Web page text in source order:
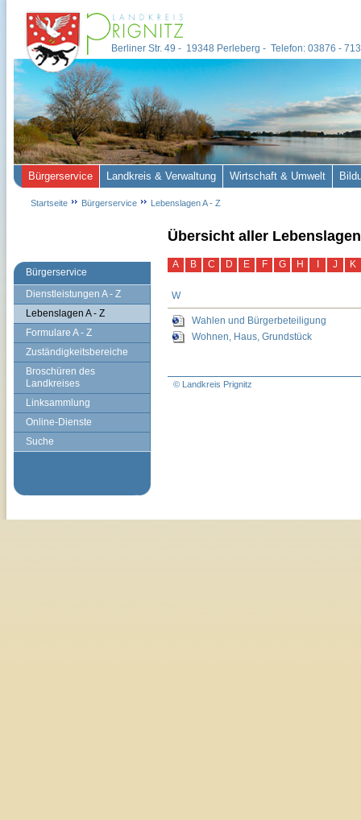
Bürgerservice
Dienstleistungen A - Z
Lebenslagen A - Z
Formulare A - Z
Zuständigkeitsbereiche
Broschüren des
Landkreises
Linksammlung
Online-Dienste
Suche
Übersicht aller Lebenslagen
A B C D E F G H J K
W
Wahlen und Bürgerbeteiligung
Wohnen, Haus, Grundstück
© Landkreis Prignitz
Berliner Str. 49 - 19348 Perleberg - Telefon: 03876 -
Bürgerservice Landkreis & Verwaltung Wirtschaft & Umwelt
Startseite Bürgerservice Lebenslagen A - Z